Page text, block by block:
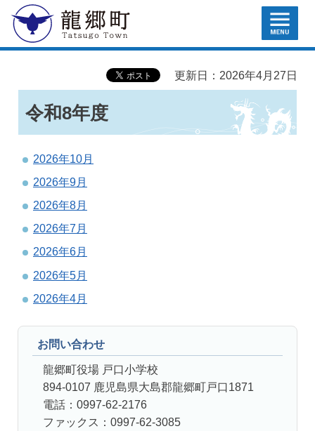
龍郷町 MENU
更新日：2026年4月27日
令和8年度
2026年10月
2026年9月
2026年8月
2026年7月
2026年6月
2026年5月
2026年4月
お問い合わせ
龍郷町役場 戸口小学校
894-0107 鹿児島県大島郡龍郷町戸口1871
電話：0997-62-2176
ファックス：0997-62-3085